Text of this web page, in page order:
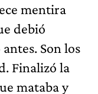
mentira
debió
Son los
Finalizó la
mataba y